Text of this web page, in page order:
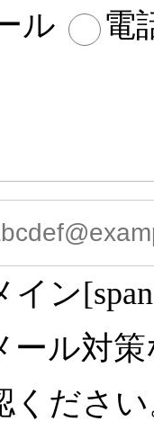
ル 電
ン
ール対
くださ